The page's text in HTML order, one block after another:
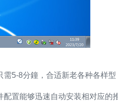
5-8分鐘，合适新老各种各样型
置能够迅速自动安装相对应的